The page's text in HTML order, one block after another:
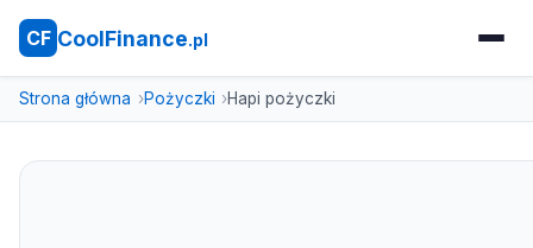
CF CoolFinance.pl
Strona główna Pożyczki Hapi pożyczki